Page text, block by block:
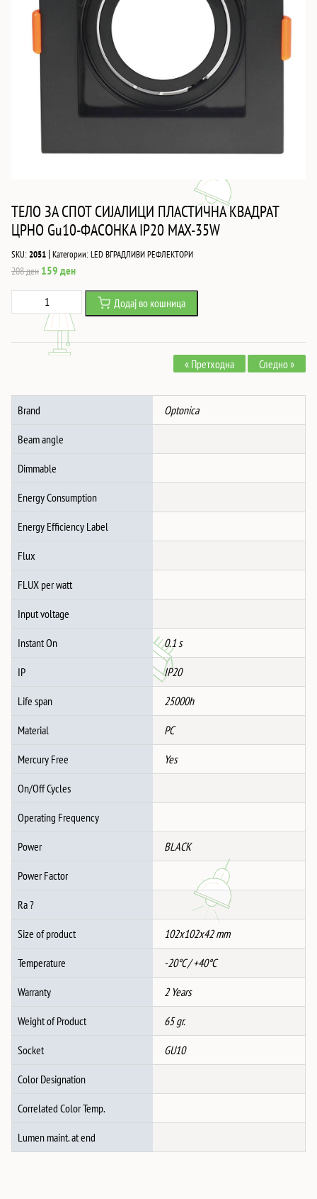
ТЕЛО ЗА СПОТ СИЈАЛИЦИ ПЛАСТИЧНА КВАДРАТ
ЦРНО Gu10-ФАСОНКА IP20 MAX-35W
SKU:2051 | Категории:LED ВГРАДЛИВИ РЕФЛЕКТОРИ
208ден Original
was:
208 ден.
159 денCurrent
159 ден.
ЗА
СИЈАЛИЦИ
ЦРНО
Gu10-
ФАСОНКА
MAX-
количина
Додај во кошница
« Претходна Следно »
Brand Optonica
Beam angle
Dimmable
Energy Consumption
Energy Efficiency Label
Flux
FLUX per watt
Input voltage
Instant On 0.1 s
IP IP20
Life span 25000h
Material PC
Mercury Free Yes
On/Off Cycles
Operating Frequency
Power BLACK
Power Factor
Ra ?
Size of product 102x102x42 mm
Temperature -20°C / +40°C
Warranty 2 Years
Weight of Product 65 gr.
Socket GU10
Color Designation
Correlated Color Temp.
Lumen maint. at end